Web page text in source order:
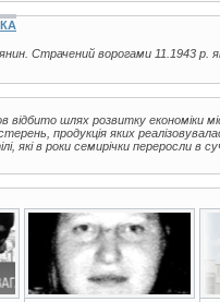
Страчений ворогами 11.1943 р.
відбито шлях розвитку економіки
продукція яких
які в роки семирічки переросли в